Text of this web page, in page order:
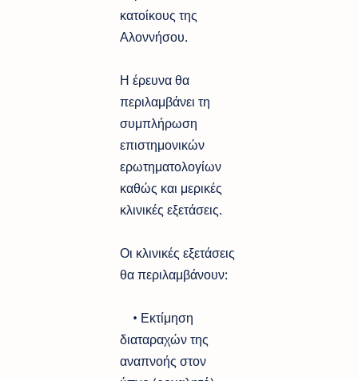
κατοίκους της
Αλοννήσου.
Η έρευνα θα
περιλαμβάνει τη
συμπλήρωση
επιστημονικών
ερωτηματολογίων
καθώς και μερικές
κλινικές εξετάσεις.
Οι κλινικές εξετάσεις
θα περιλαμβάνουν:
• Εκτίμηση
διαταραχών της
αναπνοής στον